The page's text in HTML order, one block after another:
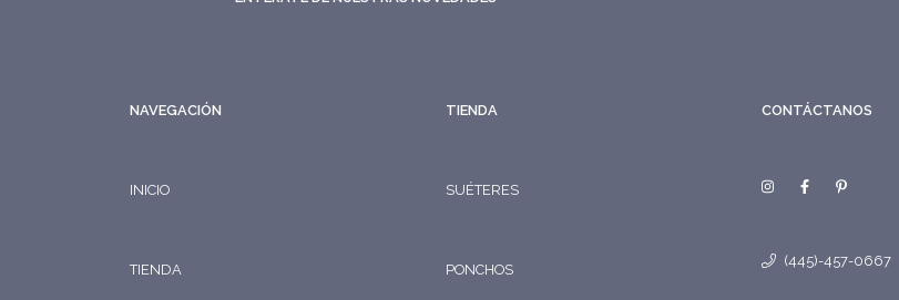
NAVEGACIÓN
INICIO
TIENDA
TIENDA
SUÉTERES
PONCHOS
CONTÁCTANOS
(445)-457-0667